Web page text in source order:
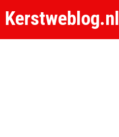
Kerstweblog.nl